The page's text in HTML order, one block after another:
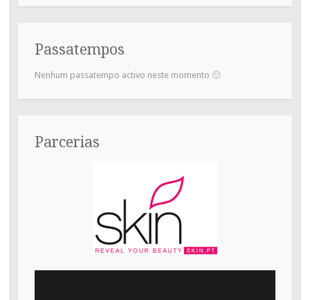
Passatempos
Nenhum passatempo activo neste momento 🙂
Parcerias